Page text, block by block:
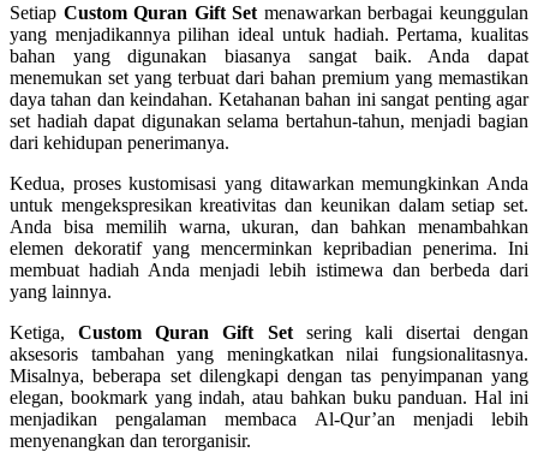
Setiap Custom Quran Gift Set menawarkan berbagai keunggulan
yang menjadikannya pilihan ideal untuk hadiah. Pertama, kualitas
bahan yang digunakan biasanya sangat baik. Anda dapat
menemukan set yang terbuat dari bahan premium yang memastikan
daya tahan dan keindahan. Ketahanan bahan ini sangat penting agar
set hadiah dapat digunakan selama bertahun-tahun, menjadi bagian
dari kehidupan penerimanya.
Kedua, proses kustomisasi yang ditawarkan memungkinkan Anda
untuk mengekspresikan kreativitas dan keunikan dalam setiap set.
Anda bisa memilih warna, ukuran, dan bahkan menambahkan
elemen dekoratif yang mencerminkan kepribadian penerima. Ini
membuat hadiah Anda menjadi lebih istimewa dan berbeda dari
yang lainnya.
Ketiga,Custom Quran Gift Setsering kali disertai dengan
aksesoris tambahan yang meningkatkan nilai fungsionalitasnya.
Misalnya, beberapa set dilengkapi dengan tas penyimpanan yang
elegan, bookmark yang indah, atau bahkan buku panduan. Hal ini
menjadikan pengalaman membaca Al-Qur’an menjadi lebih
menyenangkan dan terorganisir.